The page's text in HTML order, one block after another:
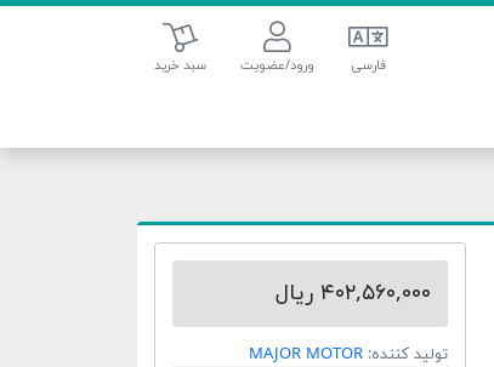
فارسی ورود/عضویت
سبد خرید
سبد خرید
۴۰۲,۵۶۰,۰۰۰ ریال
تولید کننده: MAJOR MOTOR